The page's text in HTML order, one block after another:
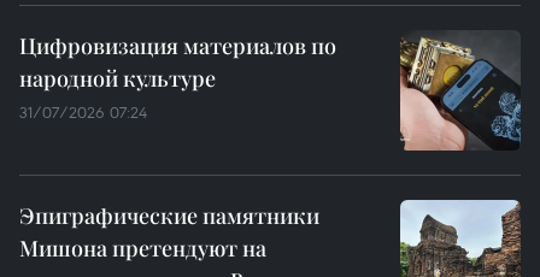
Цифровизация материалов по
народной культуре
31/07/2026 07:24
Эпиграфические памятники
Мишона претендуют на